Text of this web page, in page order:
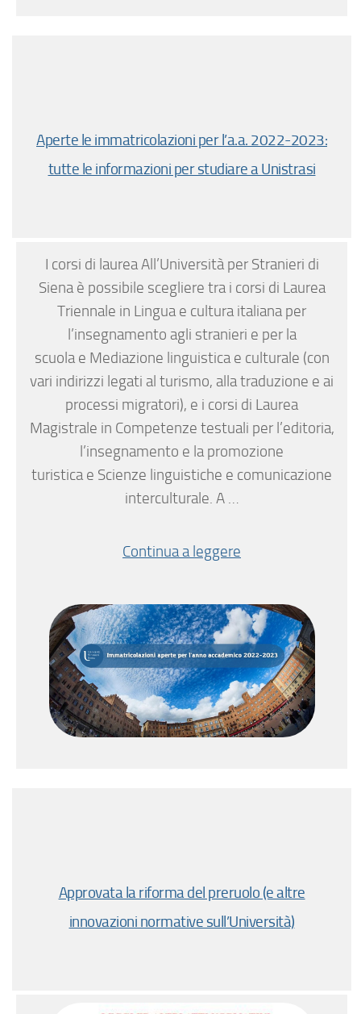
Aperte le immatricolazioni per l’a.a. 2022-2023:
tutte le informazioni per studiare a Unistrasi
I corsi di laurea All’Università per Stranieri di
Siena è possibile scegliere tra i corsi di Laurea
Triennale in Lingua e cultura italiana per
l’insegnamento agli stranieri e per la
scuola e Mediazione linguistica e culturale (con
vari indirizzi legati al turismo, alla traduzione e ai
processi migratori), e i corsi di Laurea
Magistrale in Competenze testuali per l’editoria,
l’insegnamento e la promozione
turistica e Scienze linguistiche e comunicazione
interculturale. A …
Continua a leggere
Approvata la riforma del preruolo (e altre
innovazioni normative sull’Università)